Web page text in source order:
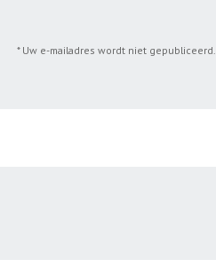
* Uw e-mailadres wordt niet gepubliceerd.